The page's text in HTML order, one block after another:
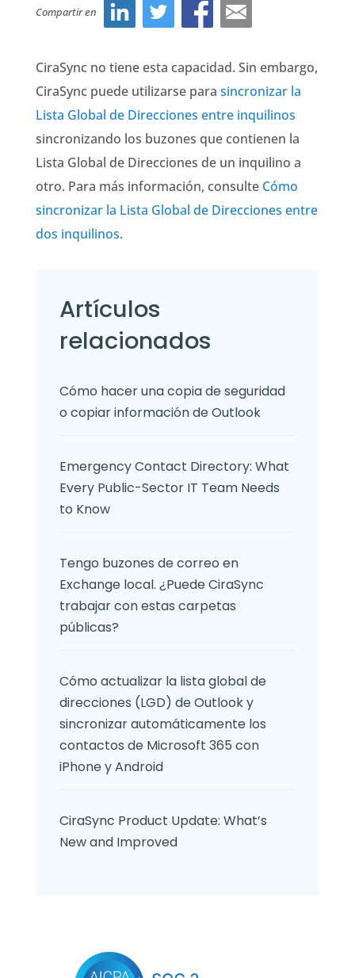
Compartir en
CiraSync no tiene esta capacidad. Sin embargo,
CiraSync puede utilizarse para sincronizar la
Lista Global de Direcciones entre inquilinos
sincronizando los buzones que contienen la
Lista Global de Direcciones de un inquilino a
otro. Para más información, consulte Cómo
sincronizar la Lista Global de Direcciones entre
dos inquilinos.
Artículos
relacionados
Cómo hacer una copia de seguridad
o copiar información de Outlook
Emergency Contact Directory: What
Every Public-Sector IT Team Needs
to Know
Tengo buzones de correo en
Exchange local. ¿Puede CiraSync
trabajar con estas carpetas
públicas?
Cómo actualizar la lista global de
direcciones (LGD) de Outlook y
sincronizar automáticamente los
contactos de Microsoft 365 con
iPhone y Android
CiraSync Product Update: What’s
New and Improved